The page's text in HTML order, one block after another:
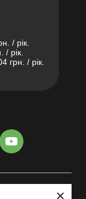
/ рік.
рік.
грн. / рік.